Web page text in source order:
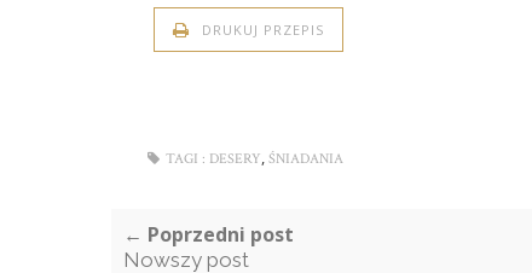
DRUKUJ PRZEPIS
TAGI : DESERY, ŚNIADANIA
← Poprzedni post
Nowszy post